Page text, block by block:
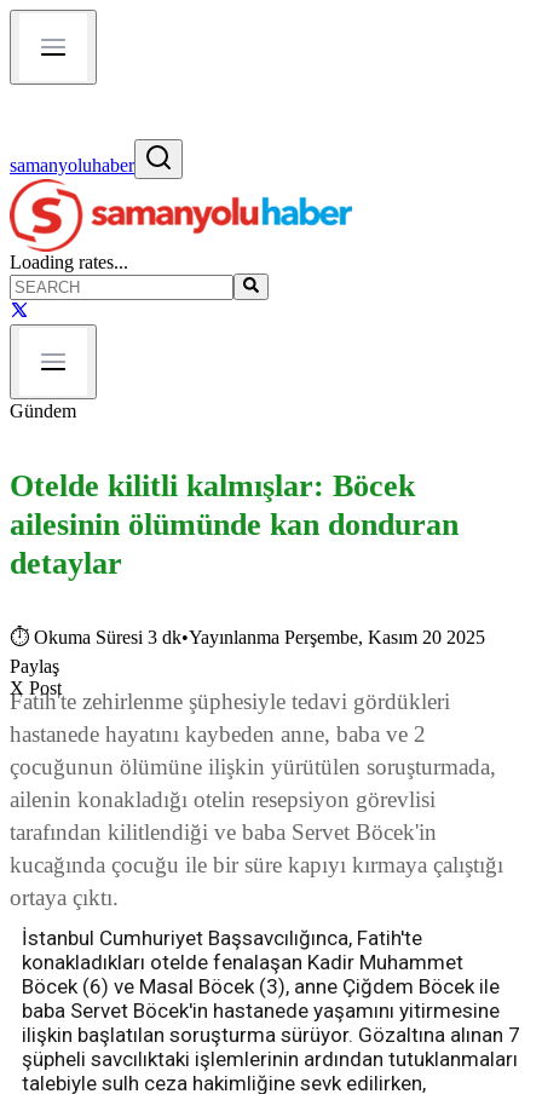
samanyoluhaber
Loading rates...
Gündem
Otelde kilitli kalmışlar: Böcek
ailesinin ölümünde kan donduran
detaylar
⏱ Okuma Süresi 3 dk•Yayınlanma Perşembe, Kasım 20 2025
Paylaş
X Post
Fatih'te zehirlenme şüphesiyle tedavi gördükleri
hastanede hayatını kaybeden anne, baba ve 2
çocuğunun ölümüne ilişkin yürütülen soruşturmada,
ailenin konakladığı otelin resepsiyon görevlisi
tarafından kilitlendiği ve baba Servet Böcek'in
kucağında çocuğu ile bir süre kapıyı kırmaya çalıştığı
ortaya çıktı.
İstanbul Cumhuriyet Başsavcılığınca, Fatih'te
konakladıkları otelde fenalaşan Kadir Muhammet
Böcek (6) ve Masal Böcek (3), anne Çiğdem Böcek ile
baba Servet Böcek'in hastanede yaşamını yitirmesine
ilişkin başlatılan soruşturma sürüyor. Gözaltına alınan 7
şüpheli savcılıktaki işlemlerinin ardından tutuklanmaları
talebiyle sulh ceza hakimliğine sevk edilirken,